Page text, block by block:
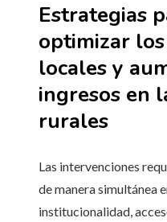
Estrategias
optimizar
locales y
ingresos en
rurales
Las intervenciones
de manera simultánea
institucionalidad,